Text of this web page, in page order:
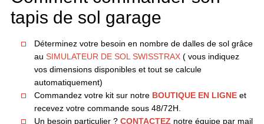
tapis de sol garage
Déterminez votre besoin en nombre de dalles de sol grâce
au SIMULATEUR DE SOL SWISSTRAX( vous indiquez
vos dimensions disponibles et tout se calcule
automatiquement)
Commandez votre kit sur notre BOUTIQUE EN LIGNEet
recevez votre commande sous 48/72H.
Un besoin particulier ? CONTACTEZ notre équipe par mail